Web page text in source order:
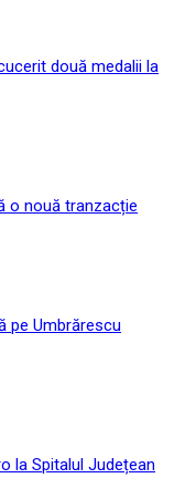
două medalii la
o nouă tranzacție
pe Umbrărescu
la Spitalul Județean